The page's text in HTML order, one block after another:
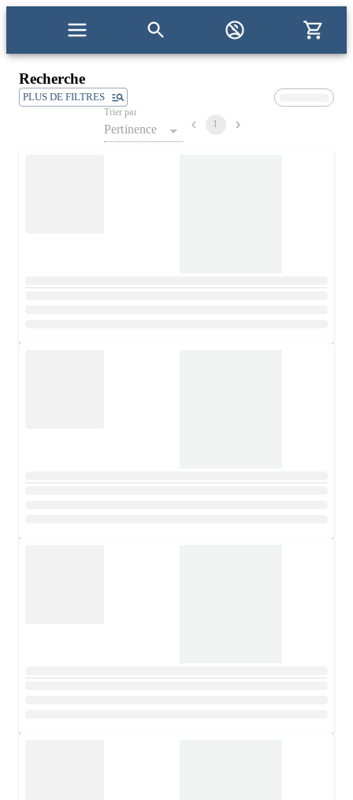
Recherche
PLUS DE FILTRES
Trier par
Pertinence 1